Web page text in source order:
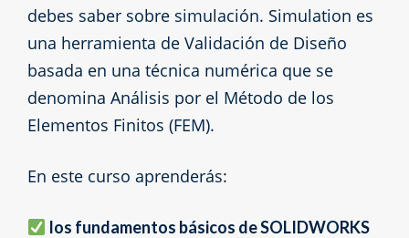
debes saber sobre simulación. Simulation es
una herramienta de Validación de Diseño
basada en una técnica numérica que se
denomina Análisis por el Método de los
Elementos Finitos (FEM).
En este curso aprenderás:
los fundamentos básicos de SOLIDWORKS